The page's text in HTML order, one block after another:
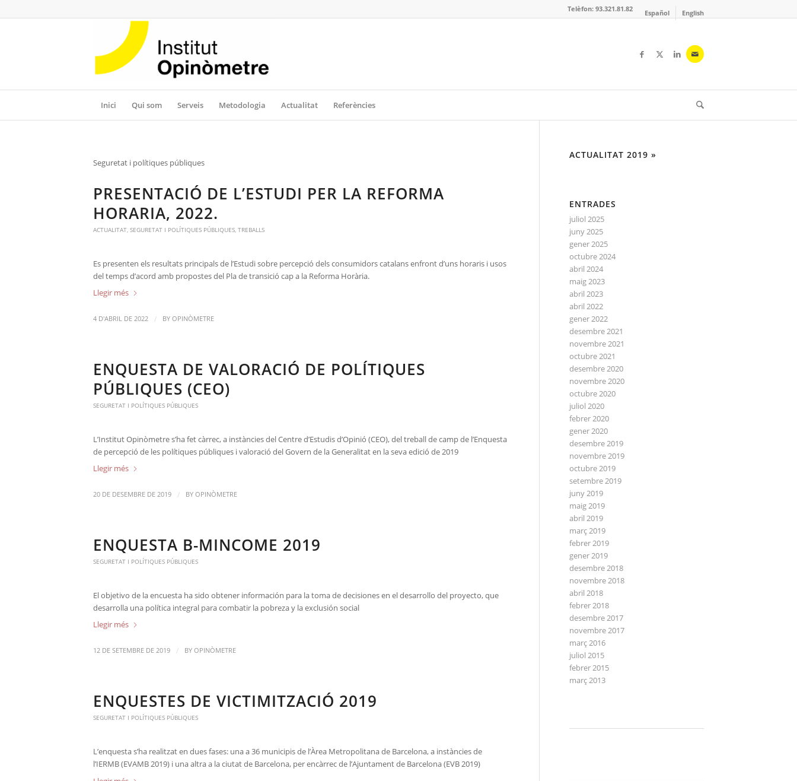
Español English
Telèfon: 93.321.81.82
Inici Qui som Serveis Metodologia Actualitat Referències
Seguretat i polítiques públiques
PRESENTACIÓ DE L’ESTUDI PER LA REFORMA
HORARIA, 2022.
ACTUALITAT, SEGURETAT I POLÍTIQUES PÚBLIQUES, TREBALLS
Es presenten els resultats principals de l’Estudi sobre percepció dels consumidors catalans enfront d’uns horaris i usos
del temps d’acord amb propostes del Pla de transició cap a la Reforma Horària.
Llegir més
4 D'ABRIL DE 2022 / BY OPINÒMETRE
ENQUESTA DE VALORACIÓ DE POLÍTIQUES
PÚBLIQUES (CEO)
SEGURETAT I POLÍTIQUES PÚBLIQUES
L’Institut Opinòmetre s’ha fet càrrec, a instàncies del Centre d’Estudis d’Opinió (CEO), del treball de camp de l’Enquesta
de percepció de les polítiques públiques i valoració del Govern de la Generalitat en la seva edició de 2019
Llegir més
20 DE DESEMBRE DE 2019 / BY OPINÒMETRE
ENQUESTA B-MINCOME 2019
SEGURETAT I POLÍTIQUES PÚBLIQUES
El objetivo de la encuesta ha sido obtener información para la toma de decisiones en el desarrollo del proyecto, que
desarrolla una política integral para combatir la pobreza y la exclusión social
Llegir més
12 DE SETEMBRE DE 2019 / BY OPINÒMETRE
ENQUESTES DE VICTIMITZACIÓ 2019
SEGURETAT I POLÍTIQUES PÚBLIQUES
L’enquesta s’ha realitzat en dues fases: una a 36 municipis de l’Àrea Metropolitana de Barcelona, a instàncies de
l’IERMB (EVAMB 2019) i una altra a la ciutat de Barcelona, per encàrrec de l’Ajuntament de Barcelona (EVB 2019)
ACTUALITAT 2019 »
ENTRADES
juliol 2025
juny 2025
gener 2025
octubre 2024
abril 2024
maig 2023
abril 2023
abril 2022
gener 2022
desembre 2021
novembre 2021
octubre 2021
desembre 2020
novembre 2020
octubre 2020
juliol 2020
febrer 2020
gener 2020
desembre 2019
novembre 2019
octubre 2019
setembre 2019
juny 2019
maig 2019
abril 2019
març 2019
febrer 2019
gener 2019
desembre 2018
novembre 2018
abril 2018
febrer 2018
desembre 2017
novembre 2017
març 2016
juliol 2015
febrer 2015
març 2013